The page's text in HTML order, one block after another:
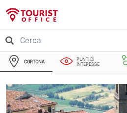
CORTONA
PUNTI DI
INTERESSE